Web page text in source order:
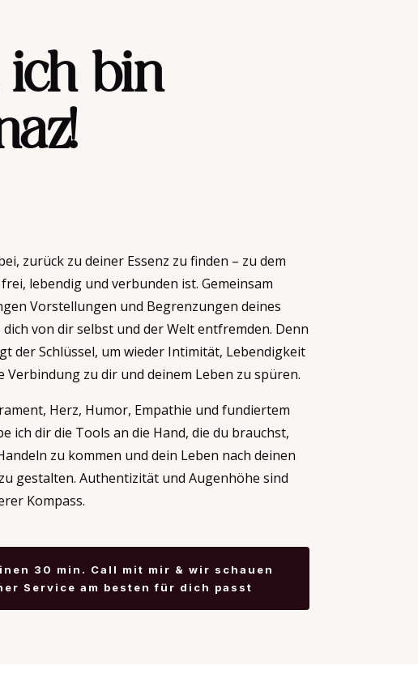
ich bin
zurück zu deiner Essenz zu finden – zu dem
lebendig und verbunden ist. Gemeinsam
Vorstellungen und Begrenzungen deines
dich von dir selbst und der Welt entfremden. Denn
der Schlüssel, um wieder Intimität, Lebendigkeit
Verbindung zu dir und deinem Leben zu spüren.
Herz, Humor, Empathie und fundiertem
ich dir die Tools an die Hand, die du brauchst,
zu kommen und dein Leben nach deinen
gestalten. Authentizität und Augenhöhe sind
Kompass.
30 min. Call mit mir & wir schauen
Service am besten für dich passt